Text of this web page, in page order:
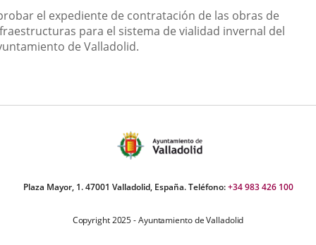
el expediente de contratación de las obras de
para el sistema de vialidad invernal del
de Valladolid.
Plaza Mayor, 1. 47001 Valladolid, España. Teléfono:+34 983 426 100
Copyright 2025 - Ayuntamiento de Valladolid